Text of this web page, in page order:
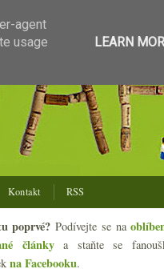
Kontakt RSS
poprvé? Podívejte se na
článkya staňte se
na Facebooku.
agent
usage
LEARN